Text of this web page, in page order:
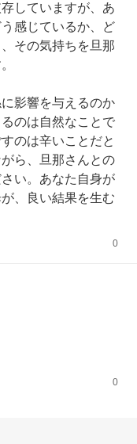
していますが、あ
感じているか、ど
その気持ちを旦那
影響を与えるのか
のは自然なことで
のは辛いことだと
ら、旦那さんとの
い。あなた自身が
、良い結果を生む
0
0